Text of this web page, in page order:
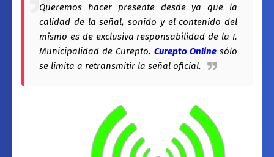
Queremos hacer presente desde ya que la
calidad de la señal, sonido y el contenido del
mismo es de exclusiva responsabilidad de la I.
Municipalidad de Curepto. Curepto Online sólo
se limita a retransmitir la señal oficial.